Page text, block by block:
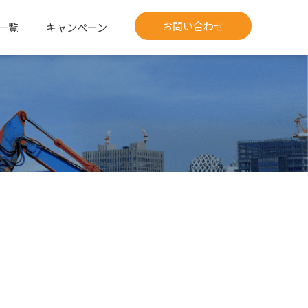
覧 キャンペーン お問い合わせ